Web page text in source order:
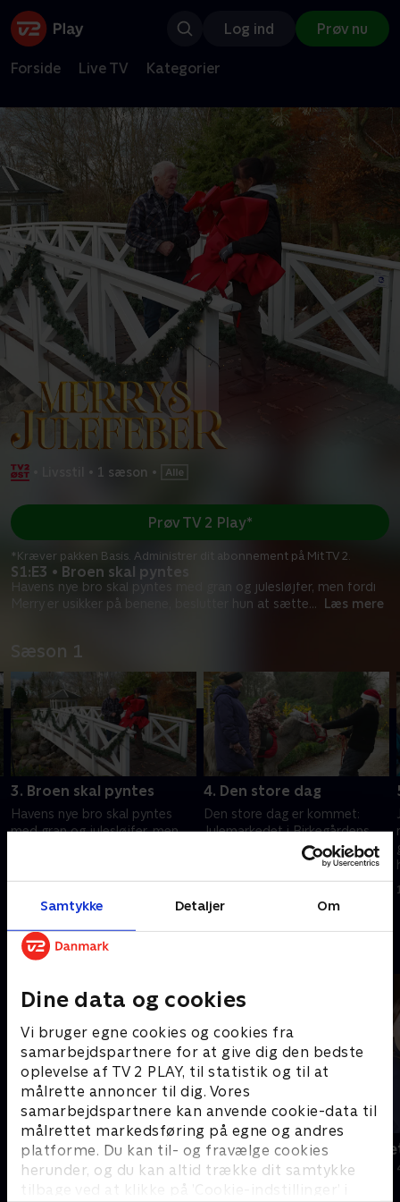
Samtykke Detaljer Om
Dine data og cookies
Vi bruger egne cookies og cookies fra
samarbejdspartnere for at give dig den bedste
oplevelse af TV 2 PLAY, til statistik og til at
målrette annoncer til dig. Vores
samarbejdspartnere kan anvende cookie-data til
målrettet markedsføring på egne og andres
platforme. Du kan til- og fravælge cookies
herunder, og du kan altid trække dit samtykke
tilbage ved at klikke på ’Cookie-indstillinger’ i
Log ind Prøv nu
Forside Live TV Kategorier
• 1 sæson •
S1:E3 • Broen skal pyntes
Havens nye bro skal pyntes med gran og julesløjfer, men fordi
Merry er usikker på benene, beslutter hun at sætte... Læs mere
Prøv TV 2 Play*
*Kræver pakken Basis. Administrer dit abonnement på Mit TV 2.
Sæson 1
3. Broen skal pyntes
Havens nye bro skal pyntes
med gran og julesløjfer, men
Finn i sving.
4. Den store dag
Den store dag er kommet:
Julemarkedet i Birkegårdens
Haver skal åbne! Men er Merry
og hendes ansatte klar til, at
gæsterne snart kommer?
Andre så også
Jul med Ernst
Livsstil • 8 sæsoner
Jul på
2020 • Livsstil •